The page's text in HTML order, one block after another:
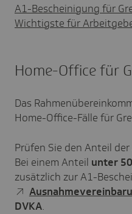
A1-Bescheinigung für
Wichtigste für
Home-Office für
Das
Home-Office-Fälle für
Prüfen Sie den Anteil
Bei einem Anteil unter
zusätzlich zur A1-
DVKA.